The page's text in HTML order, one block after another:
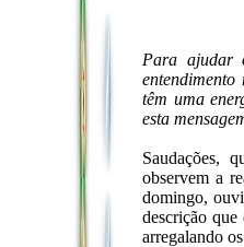
Para ajudar
têm uma
esta
Saudações,
observem a
domingo,
descrição
arregalando